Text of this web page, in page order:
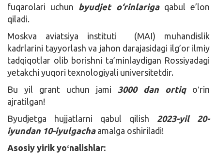
fuqarolari uchun byudjet o‘rinlariga qabul e’lon
qiladi.
Moskva aviatsiya instituti (MAI) muhandislik
kadrlarini tayyorlash va jahon darajasidagi ilg’or ilmiy
tadqiqotlar olib borishni ta’minlaydigan Rossiyadagi
yetakchi yuqori texnologiyali universitetdir.
Bu yil grant uchun jami 3000 dan ortiq
oʻrin
ajratilgan!
Byudjetga hujjatlarni qabul qilish 2023-yil 20-
iyundan 10-iyulgachaamalga oshiriladi!
Asosiy yirik yoʻnalishlar: